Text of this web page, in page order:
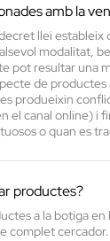
amb la
llei
modalitat,
pot resultar una
de
produeixin
el canal online) i
o quan es
productes?
a la botiga
complet